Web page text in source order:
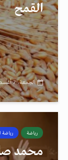
القمح
الجمعة، 7 أغسطس 2026، 6:28 ص
رياضة رياضة
محمد